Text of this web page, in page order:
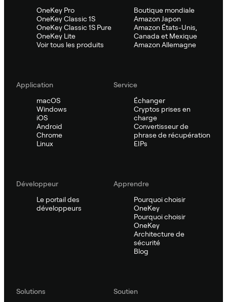
OneKey Pro
OneKey Classic 1S
OneKey Classic 1S Pure
OneKey Lite
Voir tous les produits
Boutique mondiale
Amazon Japon
Amazon États-Unis,
Canada et Mexique
Amazon Allemagne
Application
macOS
Windows
iOS
Android
Chrome
Linux
Service
Échanger
Cryptos prises en
charge
Convertisseur de
phrase de récupération
EIPs
Développeur
Le portail des
développeurs
Apprendre
Pourquoi choisir
OneKey
Pourquoi choisir
OneKey
Architecture de
sécurité
Blog
Solutions
Soutien